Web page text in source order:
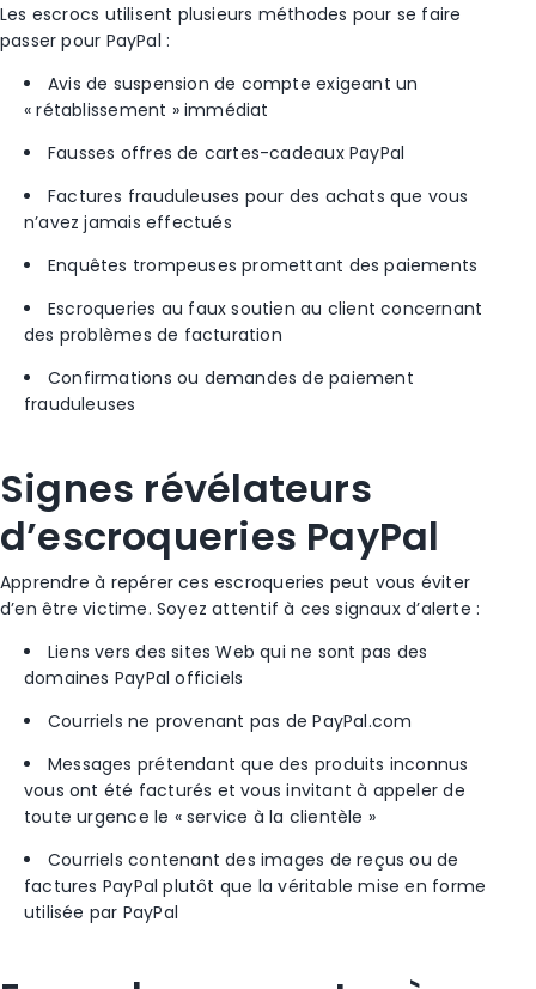
Les escrocs utilisent plusieurs méthodes pour se faire
passer pour PayPal :
Avis de suspension de compte exigeant un
« rétablissement » immédiat
Fausses offres de cartes-cadeaux PayPal
Factures frauduleuses pour des achats que vous
n’avez jamais effectués
Enquêtes trompeuses promettant des paiements
Escroqueries au faux soutien au client concernant
des problèmes de facturation
Confirmations ou demandes de paiement
frauduleuses
Signes révélateurs
d’escroqueries PayPal
Apprendre à repérer ces escroqueries peut vous éviter
d’en être victime. Soyez attentif à ces signaux d’alerte :
Liens vers des sites Web qui ne sont pas des
domaines PayPal officiels
Courriels ne provenant pas de PayPal.com
Messages prétendant que des produits inconnus
vous ont été facturés et vous invitant à appeler de
toute urgence le « service à la clientèle »
Courriels contenant des images de reçus ou de
factures PayPal plutôt que la véritable mise en forme
utilisée par PayPal